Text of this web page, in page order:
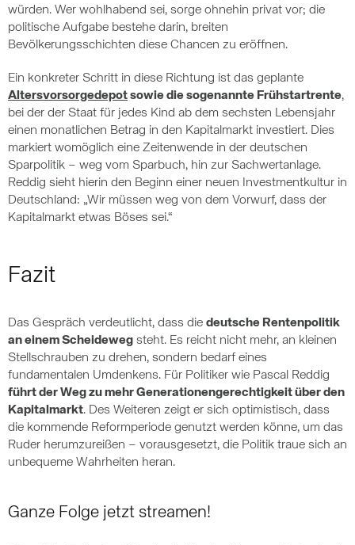
würden. Wer wohlhabend sei, sorge ohnehin privat vor; die
politische Aufgabe bestehe darin, breiten
Bevölkerungsschichten diese Chancen zu eröffnen.
Ein konkreter Schritt in diese Richtung ist das geplante
Altersvorsorgedepotsowie die sogenannte Frühstartrente,
bei der der Staat für jedes Kind ab dem sechsten Lebensjahr
einen monatlichen Betrag in den Kapitalmarkt investiert. Dies
markiert womöglich eine Zeitenwende in der deutschen
Sparpolitik – weg vom Sparbuch, hin zur Sachwertanlage.
Reddig sieht hierin den Beginn einer neuen Investmentkultur in
Deutschland: „Wir müssen weg von dem Vorwurf, dass der
Kapitalmarkt etwas Böses sei.“
Fazit
Das Gespräch verdeutlicht, dass die deutsche Rentenpolitik
an einem Scheideweg steht. Es reicht nicht mehr, an kleinen
Stellschrauben zu drehen, sondern bedarf eines
fundamentalen Umdenkens. Für Politiker wie Pascal Reddig
führt der Weg zu mehr Generationengerechtigkeit über den
Kapitalmarkt. Des Weiteren zeigt er sich optimistisch, dass
die kommende Reformperiode genutzt werden könne, um das
Ruder herumzureißen – vorausgesetzt, die Politik traue sich an
unbequeme Wahrheiten heran.
Ganze Folge jetzt streamen!